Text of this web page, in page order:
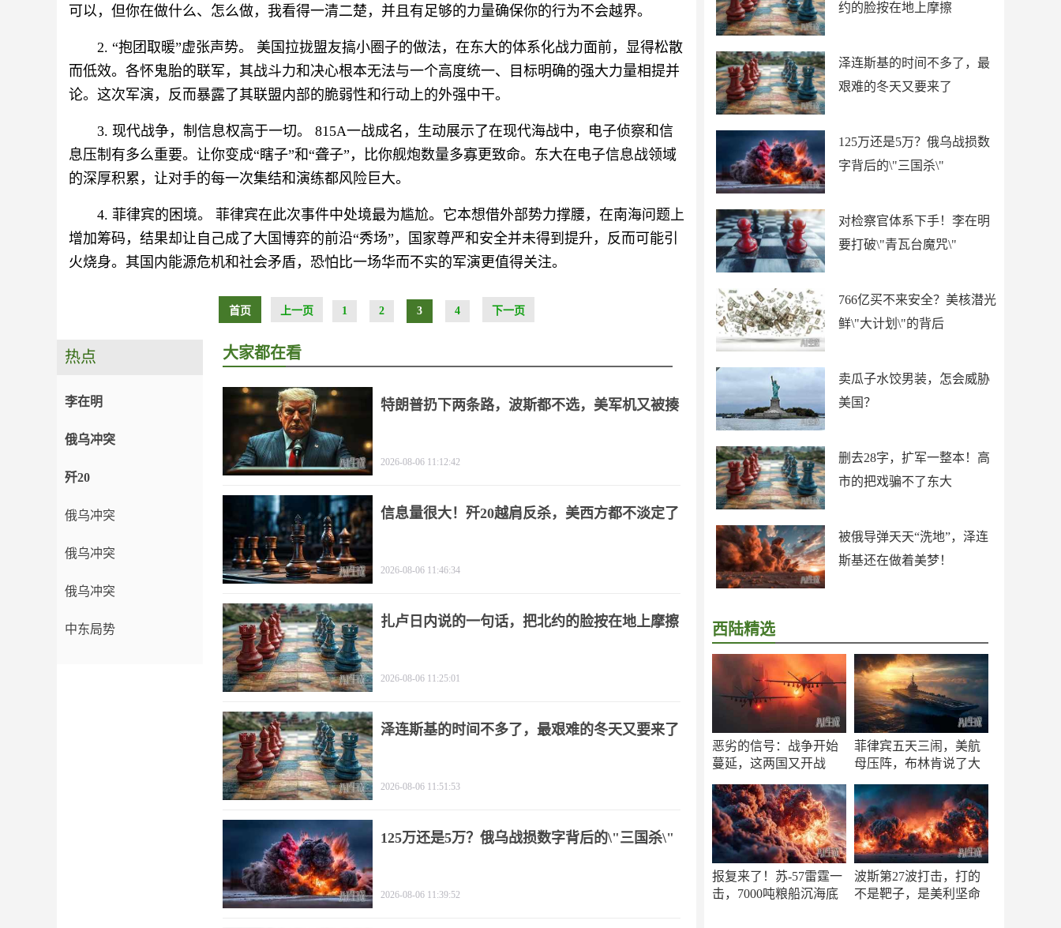
可以，但你在做什么、怎么做，我看得一清二楚，并且有足够的力量确保你的行为不会越界。
2. “抱团取暖”虚张声势。 美国拉拢盟友搞小圈子的做法，在东大的体系化战力面前，显得松散
而低效。各怀鬼胎的联军，其战斗力和决心根本无法与一个高度统一、目标明确的强大力量相提并
论。这次军演，反而暴露了其联盟内部的脆弱性和行动上的外强中干。
3. 现代战争，制信息权高于一切。 815A一战成名，生动展示了在现代海战中，电子侦察和信
息压制有多么重要。让你变成“瞎子”和“聋子”，比你舰炮数量多寡更致命。东大在电子信息战领域
的深厚积累，让对手的每一次集结和演练都风险巨大。
4. 菲律宾的困境。 菲律宾在此次事件中处境最为尴尬。它本想借外部势力撑腰，在南海问题上
增加筹码，结果却让自己成了大国博弈的前沿“秀场”，国家尊严和安全并未得到提升，反而可能引
火烧身。其国内能源危机和社会矛盾，恐怕比一场华而不实的军演更值得关注。
首页 上一页 1 2 3 4 下一页
约的脸按在地上摩擦
泽连斯基的时间不多了，最
艰难的冬天又要来了
125万还是5万？俄乌战损数
字背后的\"三国杀\"
对检察官体系下手！李在明
要打破\"青瓦台魔咒\"
766亿买不来安全？美核潜光
鲜\"大计划\"的背后
卖瓜子水饺男装，怎会威胁
美国？
删去28字，扩军一整本！高
市的把戏骗不了东大
被俄导弹天天“洗地”，泽连
斯基还在做着美梦！
西陆精选
恶劣的信号：战争开始
蔓延，这两国又开战
菲律宾五天三闹，美航
母压阵，布林肯说了大
报复来了！苏-57雷霆一
击，7000吨粮船沉海底
波斯第27波打击，打的
不是靶子，是美利坚命
热点
李在明
俄乌冲突
歼20
俄乌冲突
俄乌冲突
俄乌冲突
中东局势
大家都在看
特朗普扔下两条路，波斯都不选，美军机又被揍
2026-08-06 11:12:42
信息量很大！歼20越肩反杀，美西方都不淡定了
2026-08-06 11:46:34
扎卢日内说的一句话，把北约的脸按在地上摩擦
2026-08-06 11:25:01
泽连斯基的时间不多了，最艰难的冬天又要来了
2026-08-06 11:51:53
125万还是5万？俄乌战损数字背后的\"三国杀\"
2026-08-06 11:39:52